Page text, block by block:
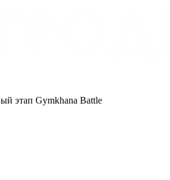
этап Gymkhana Battle